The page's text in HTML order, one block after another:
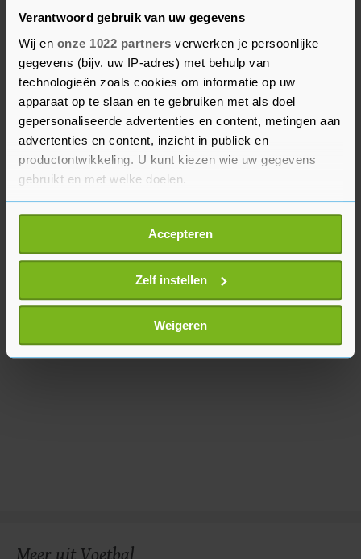
Verantwoord gebruik van uw gegevens
Wij en onze 1022 partners verwerken je persoonlijke
gegevens (bijv. uw IP-adres) met behulp van
technologieën zoals cookies om informatie op uw
apparaat op te slaan en te gebruiken met als doel
gepersonaliseerde advertenties en content, metingen aan
advertenties en content, inzicht in publiek en
productontwikkeling. U kunt kiezen wie uw gegevens
gebruikt en met welke doelen.
Als u het toestaat, willen we ook graag:
Informatie verzamelen over uw geografische
locatie, die tot een paar meter nauwkeurig kan zijn
Uw apparaat identificeren door het actief te
scannen op specifieke eigenschappen (fingerprinting)
Lees meer over hoe uw persoonlijke gegevens worden
verwerkt en stel uw voorkeuren in het
U kunt uw toestemming op elk moment wijzigen of
Accepteren
Zelf instellen
Weigeren
Wales
Marcus Rashford is er mogelijk niet bij in Wales.
De aanvaller was vrijdag ziek, net als Jonny
Evans.
Het duel met Newport County begint zondag om
17.30 uur.